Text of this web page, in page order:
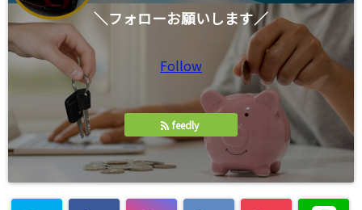
＼フォローお願いします／
Follow
feedly